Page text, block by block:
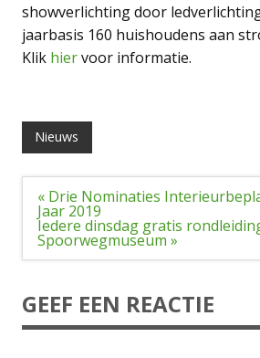
showverlichting door
jaarbasis 160 huishoudens aan
Klik hiervoor informatie.
Nieuws
Bericht
navigatie
« Drie Nominaties
Jaar 2019
Iedere dinsdag gratis
Spoorwegmuseum »
GEEF EEN REACTIE